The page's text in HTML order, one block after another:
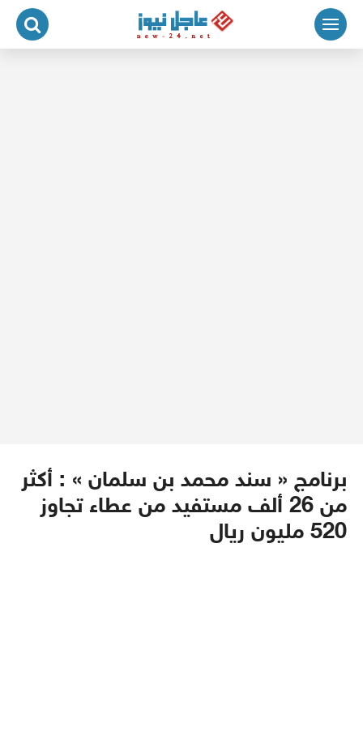
التجاوز
المحتوى
برنامج « سند محمد بن سلمان » : أكثر
من 26 ألف مستفيد من عطاء تجاوز
520 مليون ريال